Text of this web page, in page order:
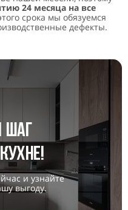
24 месяца на все
срока мы обязуемся
дефекты.
шаг
и узнайте
выгоду.